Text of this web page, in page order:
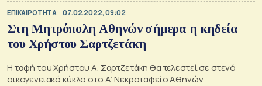
ΕΠΙΚΑΙΡΟΤΗΤΑ 07.02.2022, 09:02
Στη Μητρόπολη Αθηνών σήμερα η κηδεία
του Χρήστου Σαρτζετάκη
Η ταφή του Χρήστου Α. Σαρτζετάκη θα τελεστεί σε στενό
οικογενειακό κύκλο στο Α’ Νεκροταφείο Αθηνών.